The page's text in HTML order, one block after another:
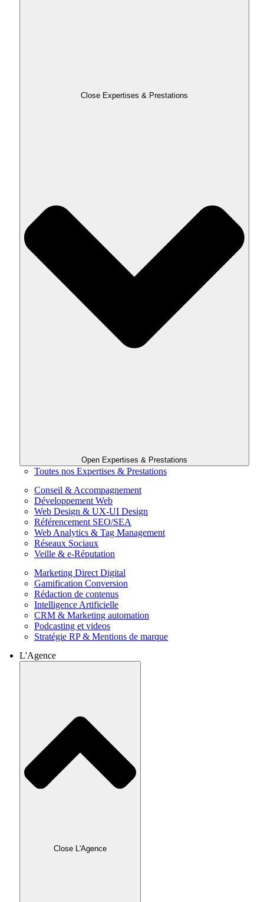
Close Expertises & Prestations
Open Expertises & Prestations
Toutes nos Expertises & Prestations
Conseil & Accompagnement
Développement Web
Web Design & UX-UI Design
Référencement SEO/SEA
Web Analytics & Tag Management
Réseaux Sociaux
Veille & e-Réputation
Marketing Direct Digital
Gamification Conversion
Rédaction de contenus
Intelligence Artificielle
CRM & Marketing automation
Podcasting et videos
Stratégie RP & Mentions de marque
L'Agence
Close L'Agence